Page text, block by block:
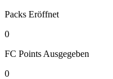
Packs Eröffnet
0
FC Points Ausgegeben
0